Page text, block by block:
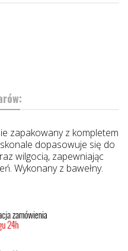
zapakowany z kompletem
dopasowuje się do
wilgocią, zapewniając
Wykonany z bawełny.